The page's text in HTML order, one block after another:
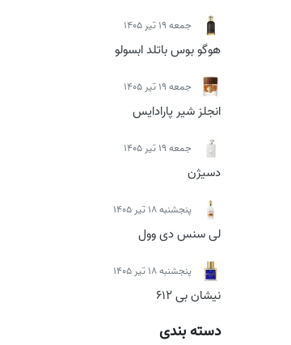
جمعه 19 تیر 1405
هوگو بوس باتلد ابسولو
جمعه 19 تیر 1405
انجلز شیر پارادایس
جمعه 19 تیر 1405
دسیژن
پنجشنبه 18 تیر 1405
لی سنس دی وول
پنجشنبه 18 تیر 1405
نیشان بی 612
دسته بندی